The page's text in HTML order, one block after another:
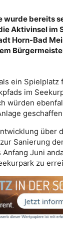
wurde bereits
Aktivinsel
Horn-Bad
ein
im
würden
Sanierung
Juni
zu